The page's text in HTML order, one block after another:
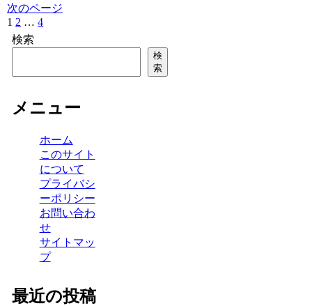
次のページ
1 2 … 4次
検索
検
索
メニュー
ホーム
このサイト
について
プライバシ
ーポリシー
お問い合わ
せ
サイトマッ
プ
最近の投稿